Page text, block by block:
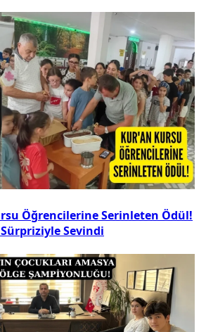
Öğrencilerine Serinleten Ödül!
Sevindi